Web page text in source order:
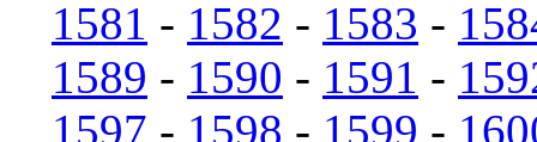
1581 - 1582 - 1583 -
1589 - 1590 - 1591 -
1597 - 1598 - 1599 -